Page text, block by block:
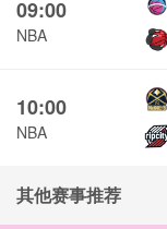
09:00
NBA
10:00
NBA
其他赛事推荐